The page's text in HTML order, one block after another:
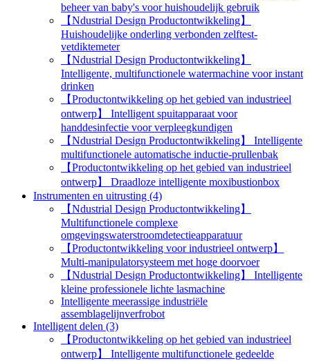
beheer van baby's voor huishoudelijk gebruik
【Ndustrial Design Productontwikkeling】
Huishoudelijke onderling verbonden zelftest-
vetdiktemeter
【Ndustrial Design Productontwikkeling】
Intelligente, multifunctionele watermachine voor instant
drinken
【Productontwikkeling op het gebied van industrieel
ontwerp】 Intelligent spuitapparaat voor
handdesinfectie voor verpleegkundigen
【Ndustrial Design Productontwikkeling】 Intelligente
multifunctionele automatische inductie-prullenbak
【Productontwikkeling op het gebied van industrieel
ontwerp】 Draadloze intelligente moxibustionbox
Instrumenten en uitrusting (4)
【Ndustrial Design Productontwikkeling】
Multifunctionele complexe
omgevingswaterstroomdetectieapparatuur
【Productontwikkeling voor industrieel ontwerp】
Multi-manipulatorsysteem met hoge doorvoer
【Ndustrial Design Productontwikkeling】 Intelligente
kleine professionele lichte lasmachine
Intelligente meerassige industriële
assemblagelijnverfrobot
Intelligent delen (3)
【Productontwikkeling op het gebied van industrieel
ontwerp】 Intelligente multifunctionele gedeelde